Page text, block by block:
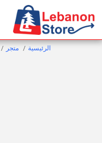
الرئيسية متجر